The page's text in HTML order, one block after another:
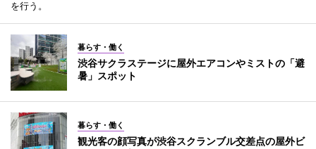
を行う。
暮らす・働く
渋谷サクラステージに屋外エアコンやミストの「避
暑」スポット
暮らす・働く
観光客の顔写真が渋谷スクランブル交差点の屋外ビ